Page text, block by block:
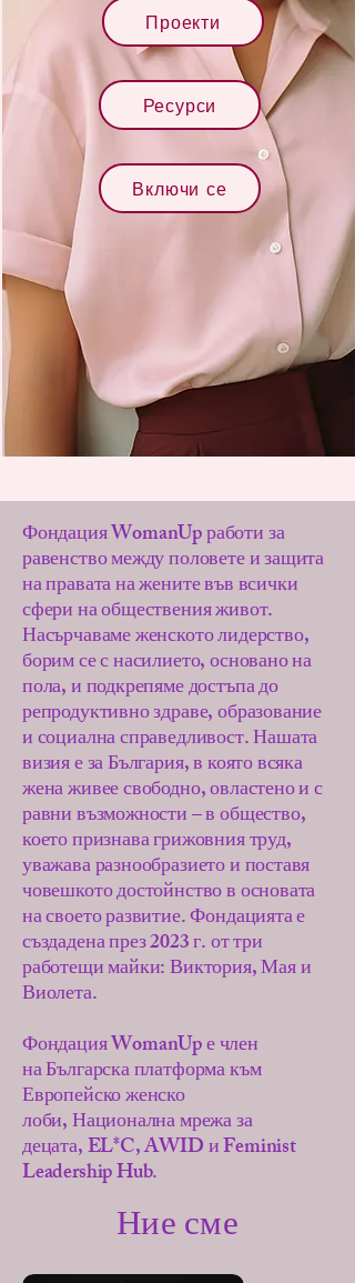
Включи се
Проекти
Ресурси
Фондация WomanUp работи за
равенство между половете и защита
на правата на жените във всички
сфери на обществения живот.
Насърчаваме женското лидерство,
борим се с насилието, основано на
пола, и подкрепяме достъпа до
репродуктивно здраве, образование
и социална справедливост. Нашата
визия е за България, в която всяка
жена живее свободно, овластено и с
равни възможности – в общество,
което признава грижовния труд,
уважава разнообразието и поставя
човешкото достойнство в основата
на своето развитие. Фондацията е
създадена през 2023 г. от три
работещи майки: Виктория, Мая и
Виолета.
Фондация WomanUp е член
наБългарска платформа към
Европейско женско
лоби,Национална мрежа за
децата,EL*C,AWIDиFeminist
Leadership Hub.​​​
Ние сме